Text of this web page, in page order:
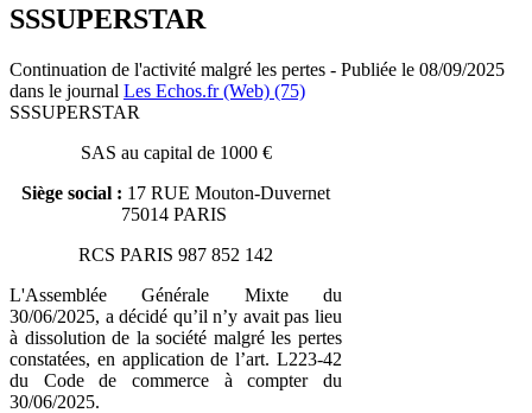
SSSUPERSTAR
Continuation de l'activité malgré les pertes - Publiée le 08/09/2025
dans le journal Les Echos.fr (Web) (75)
SSSUPERSTAR
SAS au capital de 1000 €
Siège social : 17 RUE Mouton-Duvernet
75014 PARIS
RCS PARIS 987 852 142
L'Assemblée Générale Mixte du
30/06/2025, a décidé qu’il n’y avait pas lieu
à dissolution de la société malgré les pertes
constatées, en application de l’art. L223-42
du Code de commerce à compter du
30/06/2025.